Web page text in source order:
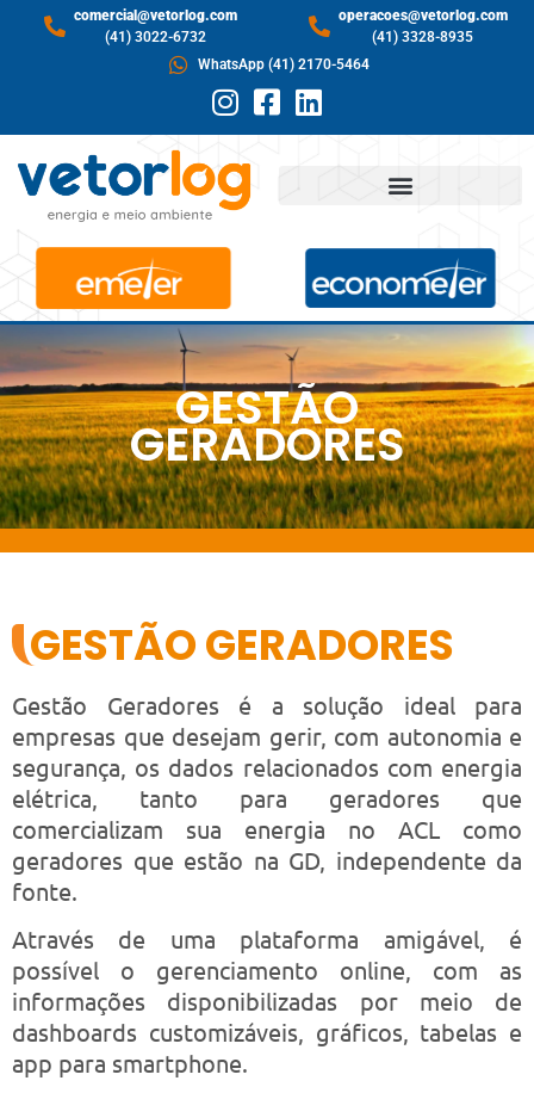
comercial@vetorlog.com
(41) 3022-6732
operacoes@vetorlog.com
(41) 3328-8935
WhatsApp (41) 2170-5464
GESTÃO
GERADORES
GESTÃO GERADORES
Gestão Geradores é a solução ideal para
empresas que desejam gerir, com autonomia e
segurança, os dados relacionados com energia
elétrica, tanto para geradores que
comercializam sua energia no ACL como
geradores que estão na GD, independente da
fonte.
Através de uma plataforma amigável, é
possível o gerenciamento online, com as
informações disponibilizadas por meio de
dashboards customizáveis, gráficos, tabelas e
app para smartphone.